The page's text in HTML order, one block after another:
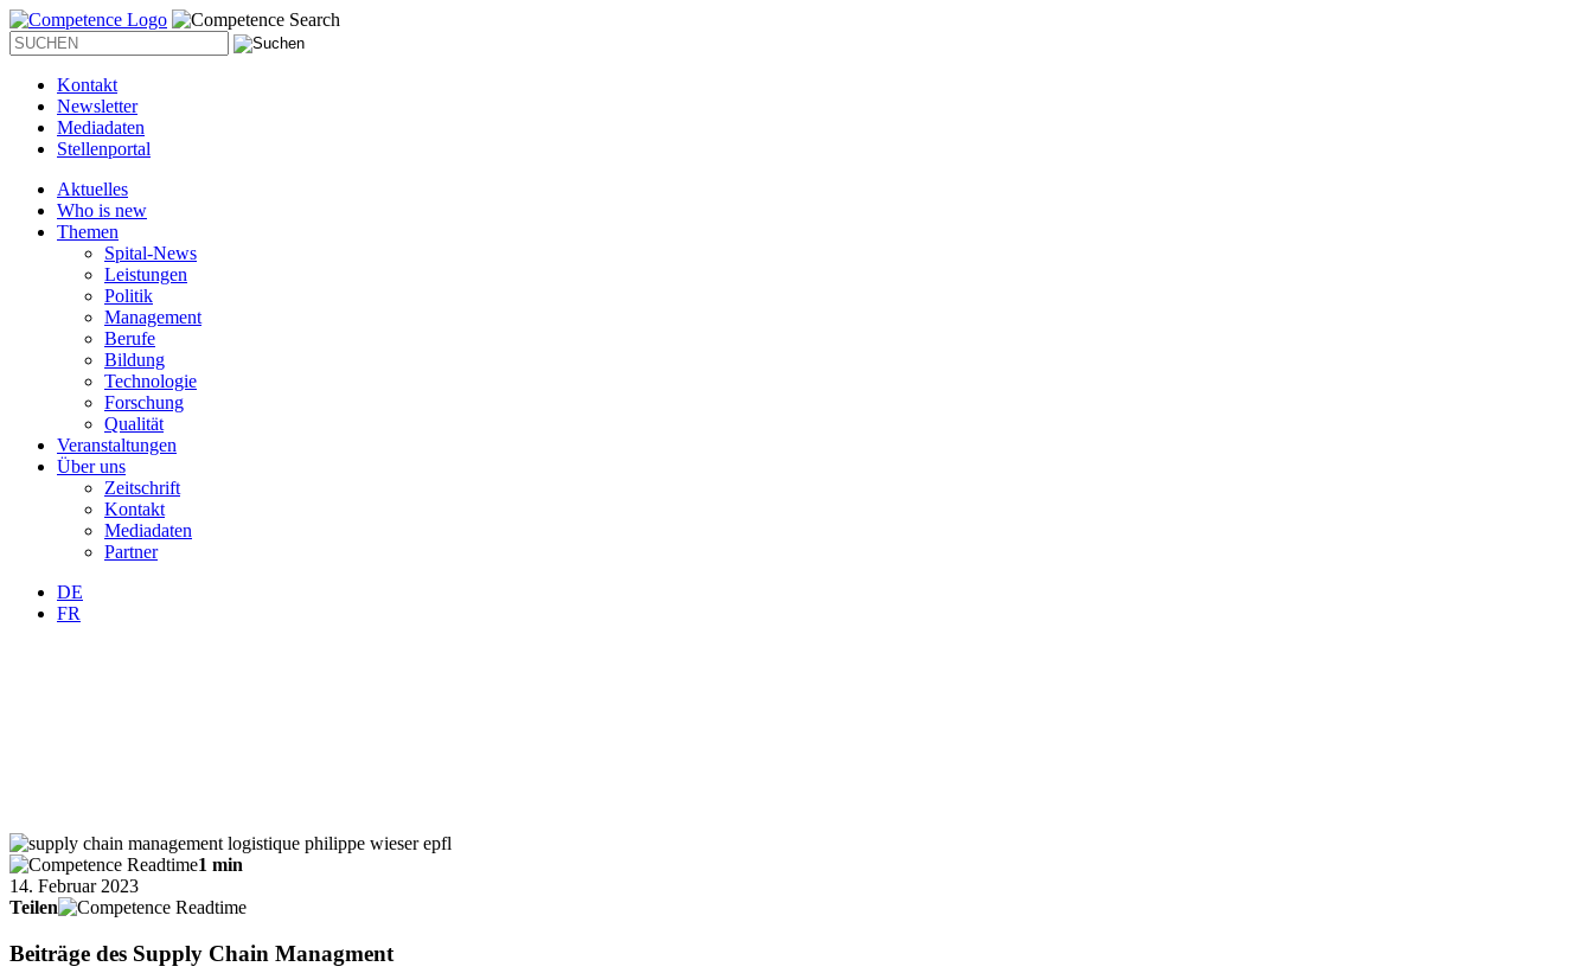
Kontakt
Newsletter
Mediadaten
Stellenportal
Aktuelles
Who is new
Themen
Spital-News
Leistungen
Politik
Management
Berufe
Bildung
Technologie
Forschung
Qualität
Veranstaltungen
Über uns
Zeitschrift
Kontakt
Mediadaten
Partner
DE
FR
1 min
14. Februar 2023
Teilen
Beiträge des Supply Chain Managment